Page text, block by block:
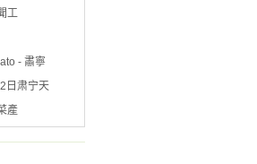
工
- 肅寧
日肃宁天
產